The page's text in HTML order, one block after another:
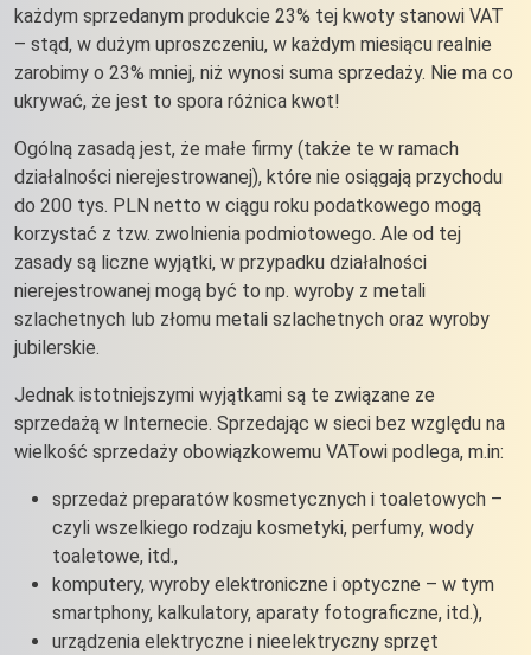
każdym sprzedanym produkcie 23% tej kwoty stanowi VAT
– stąd, w dużym uproszczeniu, w każdym miesiącu realnie
zarobimy o 23% mniej, niż wynosi suma sprzedaży. Nie ma co
ukrywać, że jest to spora różnica kwot!
Ogólną zasadą jest, że małe firmy (także te w ramach
działalności nierejestrowanej), które nie osiągają przychodu
do 200 tys. PLN netto w ciągu roku podatkowego mogą
korzystać z tzw. zwolnienia podmiotowego. Ale od tej
zasady są liczne wyjątki, w przypadku działalności
nierejestrowanej mogą być to np. wyroby z metali
szlachetnych lub złomu metali szlachetnych oraz wyroby
jubilerskie.
Jednak istotniejszymi wyjątkami są te związane ze
sprzedażą w Internecie. Sprzedając w sieci bez względu na
wielkość sprzedaży obowiązkowemu VATowi podlega, m.in:
sprzedaż preparatów kosmetycznych i toaletowych –
czyli wszelkiego rodzaju kosmetyki, perfumy, wody
toaletowe, itd.,
komputery, wyroby elektroniczne i optyczne – w tym
smartphony, kalkulatory, aparaty fotograficzne, itd.),
urządzenia elektryczne i nieelektryczny sprzęt